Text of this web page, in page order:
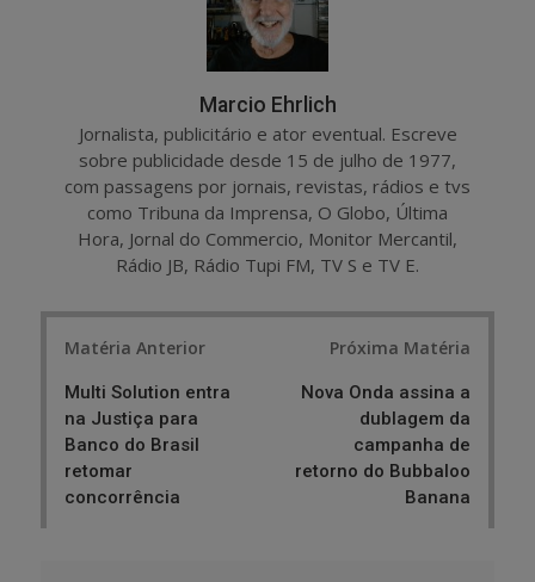
Marcio Ehrlich
Jornalista, publicitário e ator eventual. Escreve
sobre publicidade desde 15 de julho de 1977,
com passagens por jornais, revistas, rádios e tvs
como Tribuna da Imprensa, O Globo, Última
Hora, Jornal do Commercio, Monitor Mercantil,
Rádio JB, Rádio Tupi FM, TV S e TV E.
Matéria Anterior
Multi Solution entra
na Justiça para
Banco do Brasil
retomar
concorrência
Próxima Matéria
Nova Onda assina a
dublagem da
campanha de
retorno do Bubbaloo
Banana